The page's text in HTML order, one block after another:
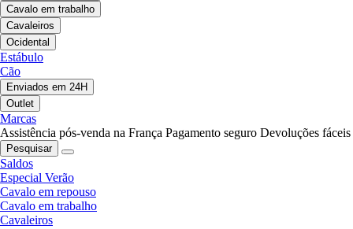
Cavalo em trabalho
Cavaleiros
Ocidental
Estábulo
Cão
Enviados em 24H
Outlet
Marcas
Assistência pós-venda na França Pagamento seguro Devoluções fáceis
Pesquisar
Saldos
Especial Verão
Cavalo em repouso
Cavalo em trabalho
Cavaleiros